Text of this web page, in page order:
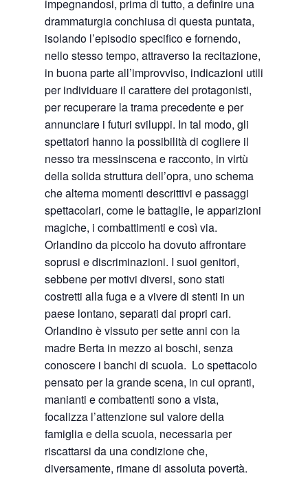
impegnandosi, prima di tutto, a definire una
drammaturgia conchiusa di questa puntata,
isolando l’episodio specifico e fornendo,
nello stesso tempo, attraverso la recitazione,
in buona parte all’improvviso, indicazioni utili
per individuare il carattere dei protagonisti,
per recuperare la trama precedente e per
annunciare i futuri sviluppi. In tal modo, gli
spettatori hanno la possibilità di cogliere il
nesso tra messinscena e racconto, in virtù
della solida struttura dell’opra, uno schema
che alterna momenti descrittivi e passaggi
spettacolari, come le battaglie, le apparizioni
magiche, i combattimenti e così via.
Orlandino da piccolo ha dovuto affrontare
soprusi e discriminazioni. I suoi genitori,
sebbene per motivi diversi, sono stati
costretti alla fuga e a vivere di stenti in un
paese lontano, separati dai propri cari.
Orlandino è vissuto per sette anni con la
madre Berta in mezzo ai boschi, senza
conoscere i banchi di scuola. Lo spettacolo
pensato per la grande scena, in cui opranti,
manianti e combattenti sono a vista,
focalizza l’attenzione sul valore della
famiglia e della scuola, necessaria per
riscattarsi da una condizione che,
diversamente, rimane di assoluta povertà.